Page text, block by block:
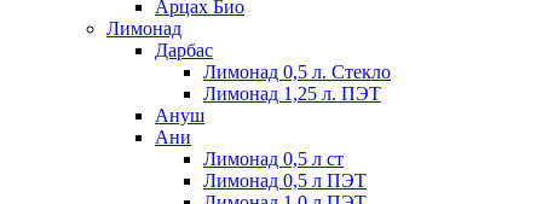
Арцах Био
Лимонад
Дарбас
Лимонад 0,5 л. Стекло
Лимонад 1,25 л. ПЭТ
Ануш
Ани
Лимонад 0,5 л ст
Лимонад 0,5 л ПЭТ